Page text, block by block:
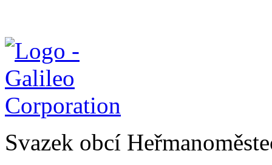
Svazek obcí